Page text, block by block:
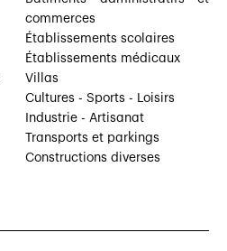
commerces
Établissements scolaires
Établissements médicaux
Villas
Cultures - Sports - Loisirs
Industrie - Artisanat
Transports et parkings
Constructions diverses